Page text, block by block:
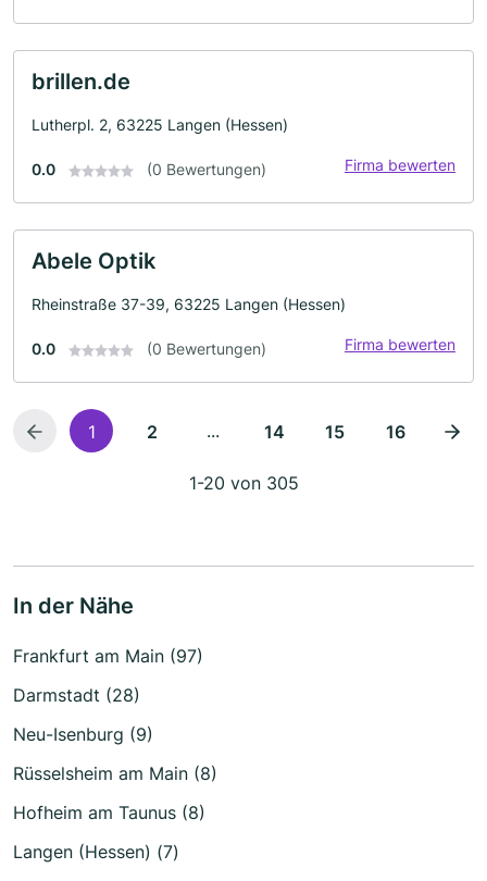
brillen.de
Lutherpl. 2, 63225 Langen (Hessen)
0.0 (0 Bewertungen) Firma bewerten
Abele Optik
Rheinstraße 37-39, 63225 Langen (Hessen)
0.0 (0 Bewertungen) Firma bewerten
1 2 ... 14 15 16
1-20 von 305
In der Nähe
Frankfurt am Main (97)
Darmstadt (28)
Neu-Isenburg (9)
Rüsselsheim am Main (8)
Hofheim am Taunus (8)
Langen (Hessen) (7)